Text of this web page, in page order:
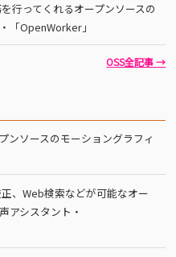
行ってくれるオープンソースの
「OpenWorker」
OSS全記事 →
ンソースのモーショングラフィ
、Web検索などが可能なオー
アシスタント・